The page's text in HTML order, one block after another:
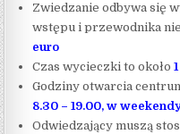
Zwiedzanie odbywa się
wstępu i przewodnika
euro
Czas wycieczki to około
Godziny otwarcia
8.30 – 19.00, w
Odwiedzający muszą